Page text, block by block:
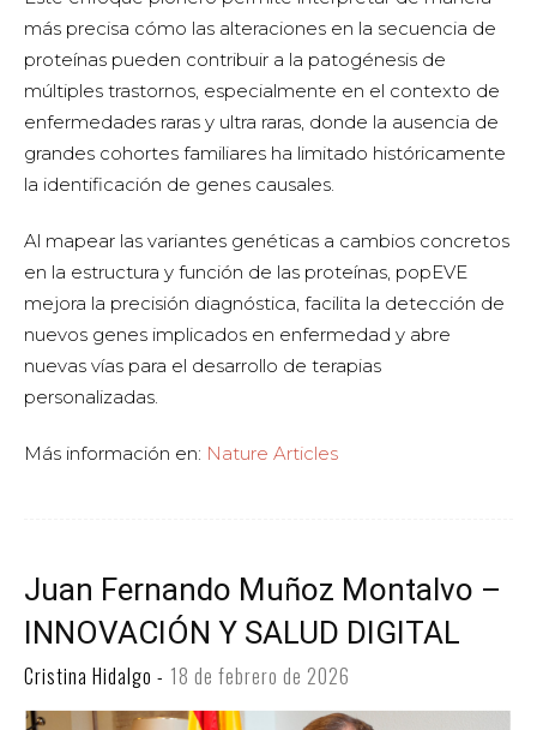
más precisa cómo las alteraciones en la secuencia de
proteínas pueden contribuir a la patogénesis de
múltiples trastornos, especialmente en el contexto de
enfermedades raras y ultra raras, donde la ausencia de
grandes cohortes familiares ha limitado históricamente
la identificación de genes causales.
Al mapear las variantes genéticas a cambios concretos
en la estructura y función de las proteínas, popEVE
mejora la precisión diagnóstica, facilita la detección de
nuevos genes implicados en enfermedad y abre
nuevas vías para el desarrollo de terapias
personalizadas.
Más información en: Nature Articles
Juan Fernando Muñoz Montalvo –
INNOVACIÓN Y SALUD DIGITAL
Cristina Hidalgo - 18 de febrero de 2026